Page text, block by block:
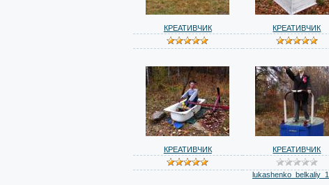
КРЕАТИВЧИК КРЕАТИВЧИК
КРЕАТИВЧИК КРЕАТИВЧИК